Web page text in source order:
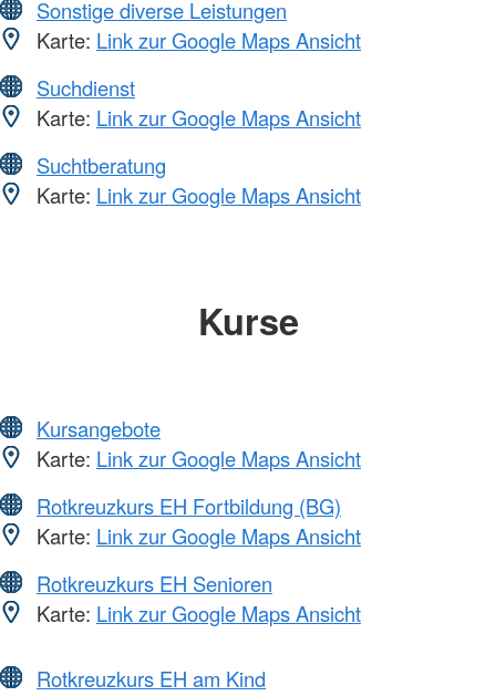
Sonstige diverse Leistungen
Karte: Link zur Google Maps Ansicht
Suchdienst
Karte: Link zur Google Maps Ansicht
Suchtberatung
Karte: Link zur Google Maps Ansicht
Kurse
Kursangebote
Karte: Link zur Google Maps Ansicht
Rotkreuzkurs EH Fortbildung (BG)
Karte: Link zur Google Maps Ansicht
Rotkreuzkurs EH Senioren
Karte: Link zur Google Maps Ansicht
Rotkreuzkurs EH am Kind